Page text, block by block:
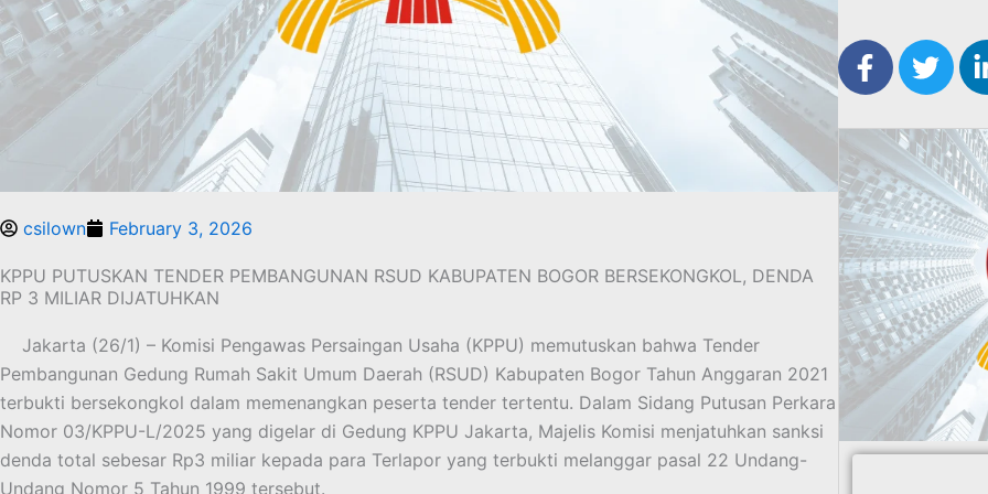
csilown February 3, 2026
KPPU PUTUSKAN TENDER PEMBANGUNAN RSUD KABUPATEN BOGOR BERSEKONGKOL, DENDA
RP 3 MILIAR DIJATUHKAN
Jakarta (26/1) – Komisi Pengawas Persaingan Usaha (KPPU) memutuskan bahwa Tender
Pembangunan Gedung Rumah Sakit Umum Daerah (RSUD) Kabupaten Bogor Tahun Anggaran 2021
terbukti bersekongkol dalam memenangkan peserta tender tertentu. Dalam Sidang Putusan Perkara
Nomor 03/KPPU-L/2025 yang digelar di Gedung KPPU Jakarta, Majelis Komisi menjatuhkan sanksi
denda total sebesar Rp3 miliar kepada para Terlapor yang terbukti melanggar pasal 22 Undang-
Undang Nomor 5 Tahun 1999 tersebut.
F
a
e
b
o
o
k
-
f
T
w
t
t
e
r
i